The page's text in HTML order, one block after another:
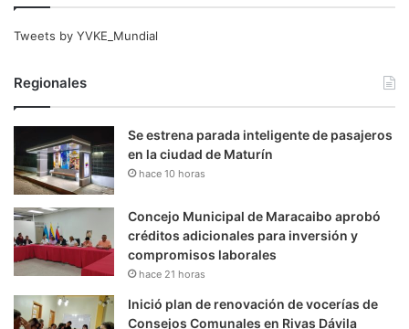
Tweets by YVKE_Mundial
Regionales
Se estrena parada inteligente de pasajeros
en la ciudad de Maturín
hace 10 horas
Concejo Municipal de Maracaibo aprobó
créditos adicionales para inversión y
compromisos laborales
hace 21 horas
Inició plan de renovación de vocerías de
Consejos Comunales en Rivas Dávila